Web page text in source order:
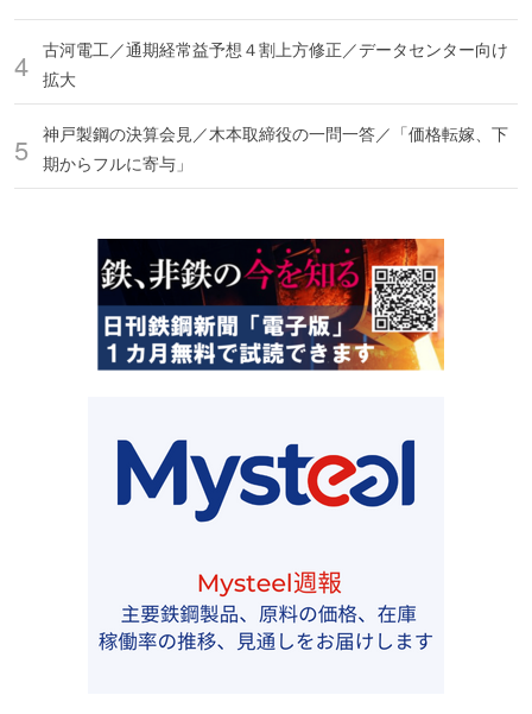
古河電工／通期経常益予想４割上方修正／データセンター向け
拡大
神戸製鋼の決算会見／木本取締役の一問一答／「価格転嫁、下
期からフルに寄与」